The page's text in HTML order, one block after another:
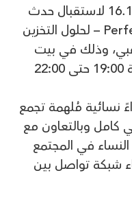
تستعد مدينة يافا غداً الخميس 16.10 لاستقبال حدث
نسائي مميز مع افتتاح متجر "Perfect – لحلول التخزين
وذلك في بيت
نسائية مُلهمة تجمع
كامل وبالتعاون مع
في المجتمع
شبكة تواصل بين